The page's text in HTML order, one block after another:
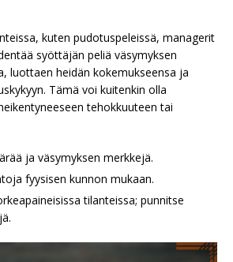
kuten pudotuspeleissä, managerit
syöttäjän peliä väsymyksen
luottaen heidän kokemukseensa ja
Tämä voi kuitenkin olla
tehokkuuteen tai
ja väsymyksen merkkejä.
fyysisen kunnon mukaan.
tilanteissa; punnitse